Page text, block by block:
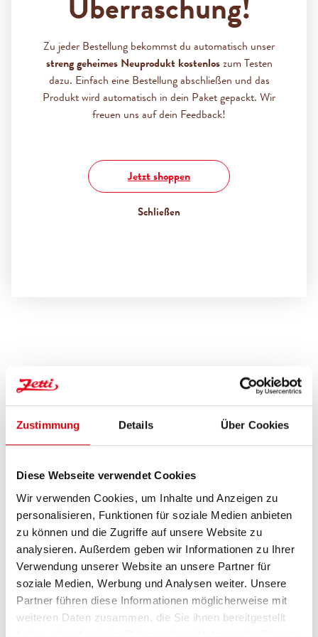
Zustimmung Details Über Cookies
Diese Webseite verwendet Cookies
Wir verwenden Cookies, um Inhalte und Anzeigen zu
personalisieren, Funktionen für soziale Medien anbieten
zu können und die Zugriffe auf unsere Website zu
analysieren. Außerdem geben wir Informationen zu Ihrer
Verwendung unserer Website an unsere Partner für
soziale Medien, Werbung und Analysen weiter. Unsere
Partner führen diese Informationen möglicherweise mit
weiteren Daten zusammen, die Sie ihnen bereitgestellt
haben oder die sie im Rahmen Ihrer Nutzung der Dienste
Vollmilchschokolade.
Produktbundle:
5x Zetti Happz Milch & Nuss (130g)
% 11,95 €(7.95% gespart)
Produkt Anzahl: Gib den gewünschten Wert ein oder
Zu jeder Bestellung bekommst du automatisch unser
streng geheimes Neuprodukt kostenloszum Testen
dazu. Einfach eine Bestellung abschließen und das
Produkt wird automatisch in dein Paket gepackt. Wir
freuen uns auf dein Feedback!
Jetzt shoppen
Schließen